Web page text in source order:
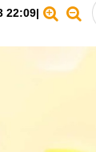
22:09|